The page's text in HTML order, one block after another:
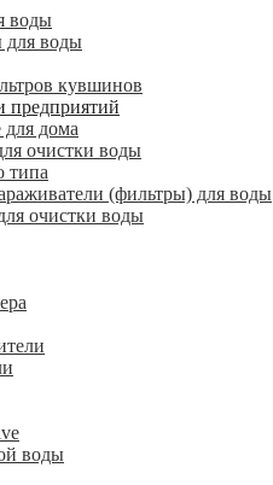
воды
для воды
кувшинов
предприятий
дома
очистки воды
типа
(фильтры) для воды
очистки воды
воды